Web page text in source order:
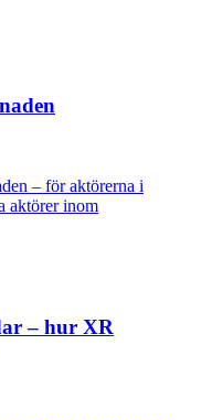
– för aktörerna i
aktörer inom
– hur XR